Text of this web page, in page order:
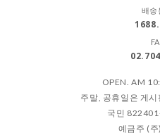
배송
OPEN. AM
주말, 공휴일은 게
국민
예금주 (